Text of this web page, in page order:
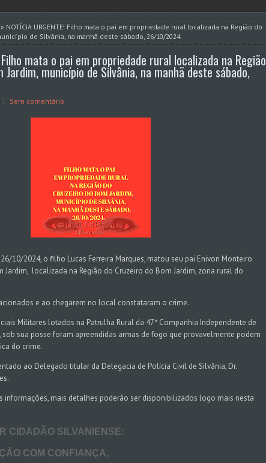
» NOTÍCIA URGENTE! Filho mata o pai em propriedade rural localizada na Região do
de Silvânia, na manhã deste sábado, 26/10/2024.
Filho mata o pai em propriedade rural localizada na Região
Jardim, município de Silvânia, na manhã deste sábado,
Sem comentário
10/2024, o filho Lucas Ferreira Marques, matou seu pai Enivon Monteiro
Jardim, localizada na Região do Cruzeiro do Bom Jardim, zona rural do
e ao chegarem no local constataram o crime.
Militares lotados na Patrulha Rural da 47ª Companhia Independente de
sob sua posse foram apreendidas armas de fogo que provavelmente podem
do crime.
ao Delegado titular da Delegacia de Polícia Civil de Silvânia, Dr.
informações, mais detalhes poderão ser disponibilizados logo mais nesta
SILVANIENSE:
COM CONFIANÇA,